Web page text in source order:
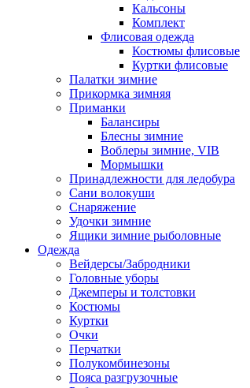
Кальсоны
Комплект
Флисовая одежда
Костюмы флисовые
Куртки флисовые
Палатки зимние
Прикормка зимняя
Приманки
Балансиры
Блесны зимние
Воблеры зимние, VIB
Мормышки
Принадлежности для ледобура
Сани волокуши
Снаряжение
Удочки зимние
Ящики зимние рыболовные
Одежда
Вейдерсы/Забродники
Головные уборы
Джемперы и толстовки
Костюмы
Куртки
Очки
Перчатки
Полукомбинезоны
Пояса разгрузочные